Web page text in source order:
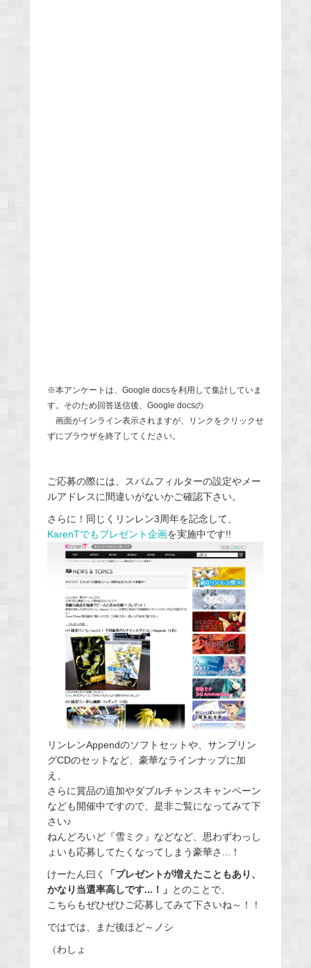
※本アンケートは、Google docsを利用して集計していま
す。そのため回答送信後、Google docsの
画面がインライン表示されますが、リンクをクリックせ
ずにブラウザを終了してください。
ご応募の際には、スパムフィルターの設定やメー
ルアドレスに間違いがないかご確認下さい。
さらに！同じくリンレン3周年を記念して、
KarenTでもプレゼント企画を実施中です!!
リンレンAppendのソフトセットや、サンプリン
グCDのセットなど、豪華なラインナップに加
え、
さらに賞品の追加やダブルチャンスキャンペーン
なども開催中ですので、是非ご覧になってみて下
さい♪
ねんどろいど『雪ミク』などなど、思わずわっし
ょいも応募してたくなってしまう豪華さ...！
けーたん曰く
「プレゼントが増えたこともあり、
かなり当選率高しです...！」 とのことで、
こちらもぜひぜひご応募してみて下さいね～！！
ではでは、まだ後ほど～ノシ
（わしょ